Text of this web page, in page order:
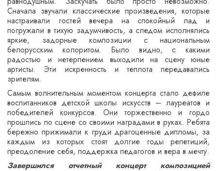
Сначала звучали классические произведения, которые
настраивали гостей вечера на спокойный лад и
погружали в тихую задумчивость, а следом исполнялись
яркие, задорные композиции с национальным
белорусским колоритом. Было видно, с какими
радостью и нетерпением выходили на сцену юные
артисты. Эти искренность и теплота передавались
зрителям.
Самым волнительным моментом концерта стало дефиле
воспитанников детской школы искусств – лауреатов и
победителей конкурсов. Они торжественно и гордо
прошлись по сцене со своими наградами в руках. Ребята
бережно прижимали к груди драгоценные дипломы, за
каждым из которых стоят долгие годы репетиций,
преодоление себя, поддержка педагогов и вера в мечту.
Завершился отчетный концерт композицией